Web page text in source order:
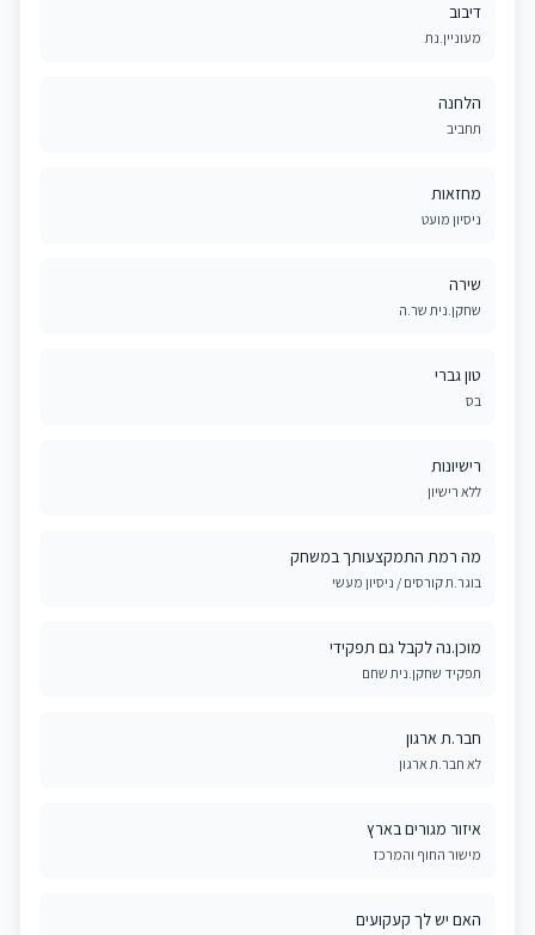
דיבוב
מעוניין.נת
הלחנה
תחביב
מחזאות
ניסיון מועט
שירה
שחקן.נית שר.ה
טון גברי
בס
רישיונות
ללא רישיון
מה רמת התמקצעותך במשחק
בוגר.ת קורסים / ניסיון מעשי
מוכן.נה לקבל גם תפקידי
תפקיד שחקן.נית שחם
חבר.ת ארגון
לא חבר.ת ארגון
איזור מגורים בארץ
מישור החוף והמרכז
האם יש לך קעקועים